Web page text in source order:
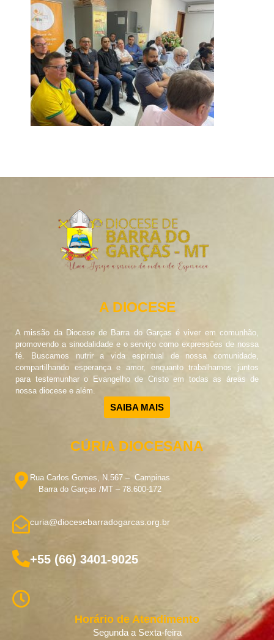
A DIOCESE
A missão da Diocese de Barra do Garças é viver em comunhão,
promovendo a sinodalidade e o serviço como expressões de nossa
fé. Buscamos nutrir a vida espiritual de nossa comunidade,
compartilhando esperança e amor, enquanto trabalhamos juntos
para testemunhar o Evangelho de Cristo em todas as áreas de
nossa diocese e além.
SAIBA MAIS
CÚRIA DIOCESANA
Rua Carlos Gomes, N.567 – Campinas
Barra do Garças /MT – 78.600-172
curia@diocesebarradogarcas.org.br
+55 (66) 3401-9025
Horário de Atendimento
Segunda a Sexta-feira